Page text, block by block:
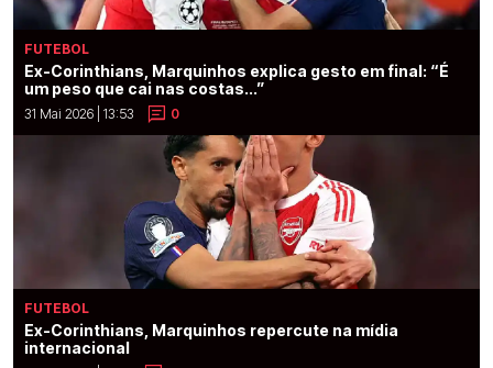
FUTEBOL
Ex-Corinthians, Marquinhos explica gesto em final: “É
um peso que cai nas costas...”
31 Mai 2026 | 13:53 0
FUTEBOL
Ex-Corinthians, Marquinhos repercute na mídia
internacional